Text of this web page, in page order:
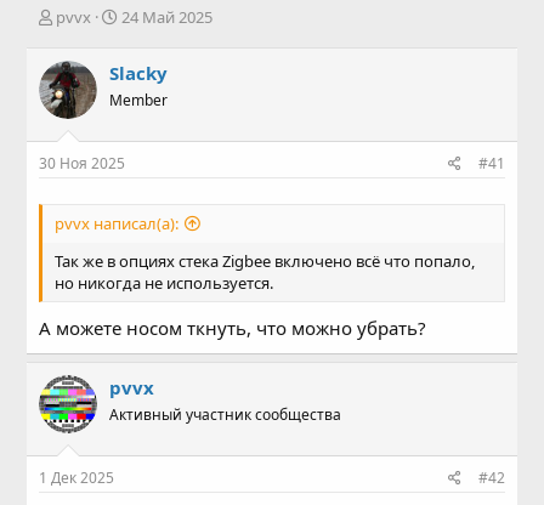
А
т
о
р
т
е
м
pvvx
Д
а
н
ч
а
24 Май 2025
Slacky
Member
30 Ноя 2025 #41
pvvx написал(а):
Так же в опциях стека Zigbee включено всё что попало,
но никогда не используется.
А можете носом ткнуть, что можно убрать?
pvvx
Активный участник сообщества
1 Дек 2025 #42